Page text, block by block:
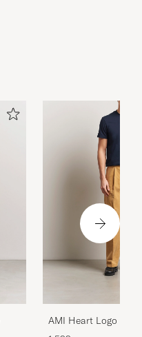
AMI Heart Logo T-